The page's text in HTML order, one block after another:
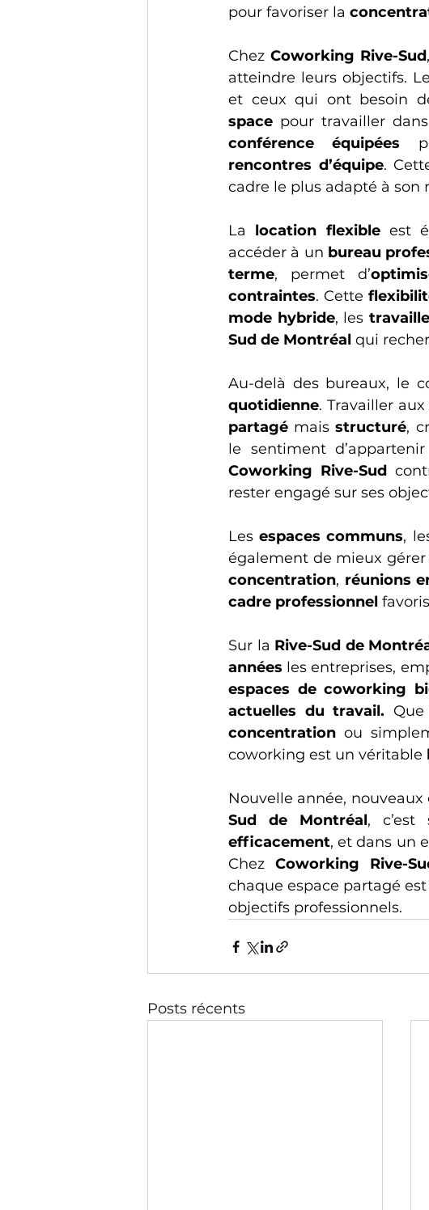
pour favoriser la
Chez Coworking Rive-Sud
atteindre leurs objectifs.
et ceux qui ont besoin
space pour travailler
conférence équipées
rencontres d’équipe.
cadre le plus adapté à son
La location flexible est
accéder à un bureau
terme, permet d’
contraintes. Cette
mode hybride, les
Sud de Montréal qui
Au-delà des bureaux, le
quotidienne
partagé mais structuré,
le sentiment
Coworking Rive-Sud
rester engagé sur ses
Les espaces communs,
concentration, réunions
cadre professionnel
Sur la Rive-Sud de
années
espaces de coworking
actuelles du travail.
concentration ou
coworking est un véritable
Nouvelle année,
Sud de Montréal,
efficacement, et dans un
Chez Coworking Rive-
chaque espace partagé
objectifs professionnels.
Posts récents